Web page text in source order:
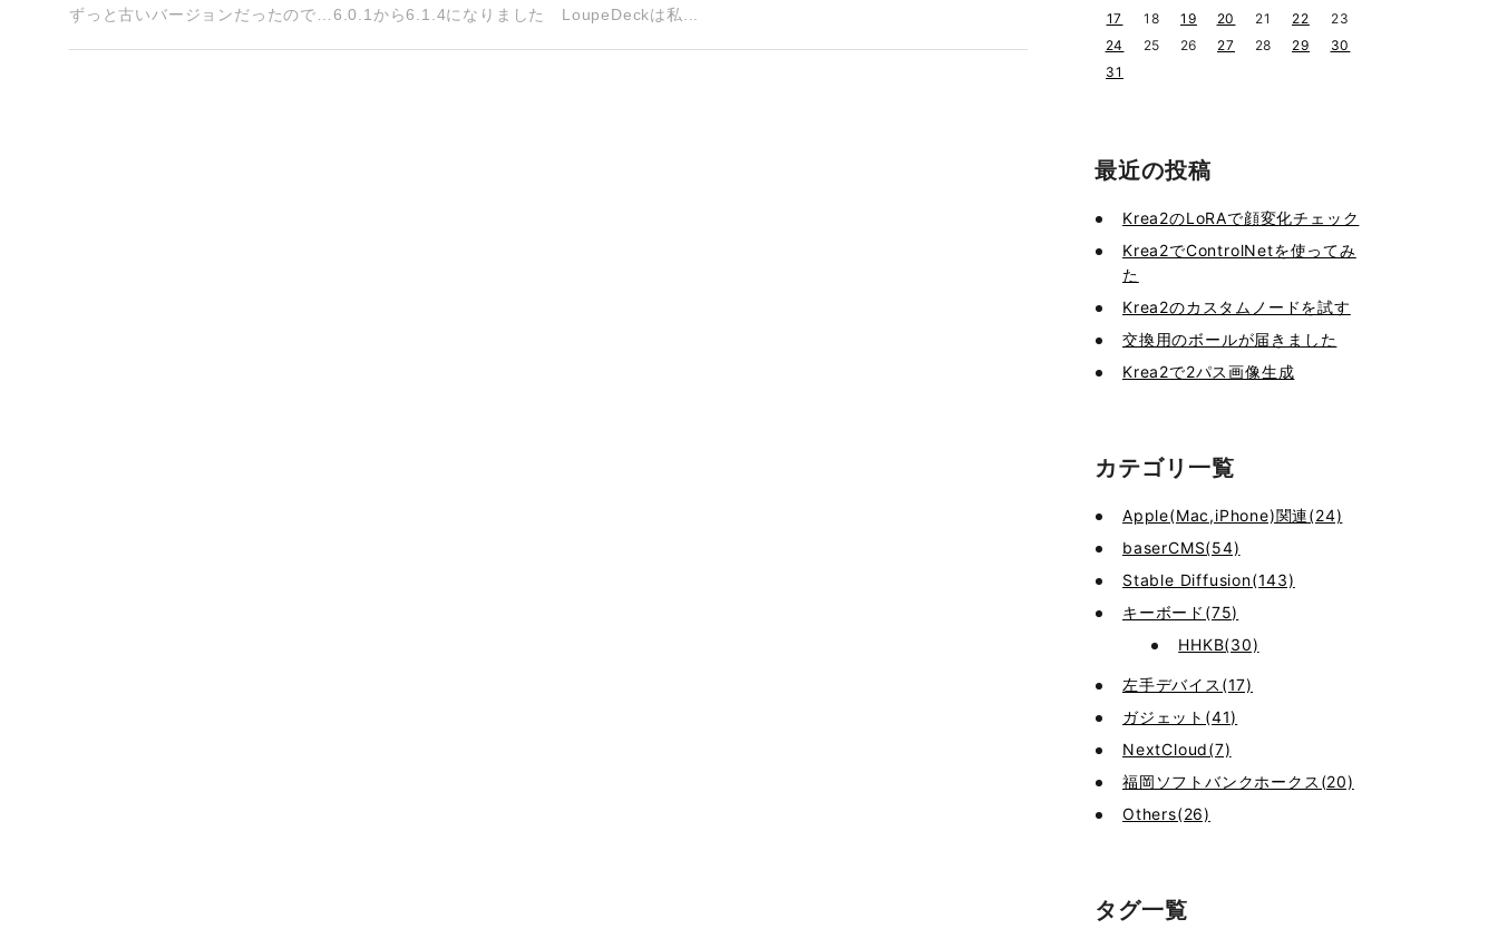
ずっと古いバージョンだったので…6.0.1から6.1.4になりました LoupeDeckは私... 17 18 19 20 21 22
23
24
25 26 27 28 29
30
31
最近の投稿
Krea2のLoRAで顔変化チェック
Krea2でControlNetを使ってみ
た
Krea2のカスタムノードを試す
交換用のボールが届きました
Krea2で2パス画像生成
カテゴリ一覧
Apple(Mac,iPhone)関連(24)
baserCMS(54)
Stable Diffusion(143)
キーボード(75)
HHKB(30)
左手デバイス(17)
ガジェット(41)
NextCloud(7)
福岡ソフトバンクホークス(20)
Others(26)
タグ一覧